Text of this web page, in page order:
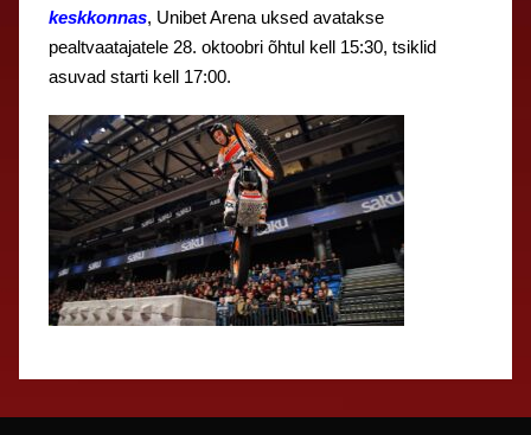
keskkonnas, Unibet Arena uksed avatakse
pealtvaatajatele 28. oktoobri õhtul kell 15:30, tsiklid
asuvad starti kell 17:00.